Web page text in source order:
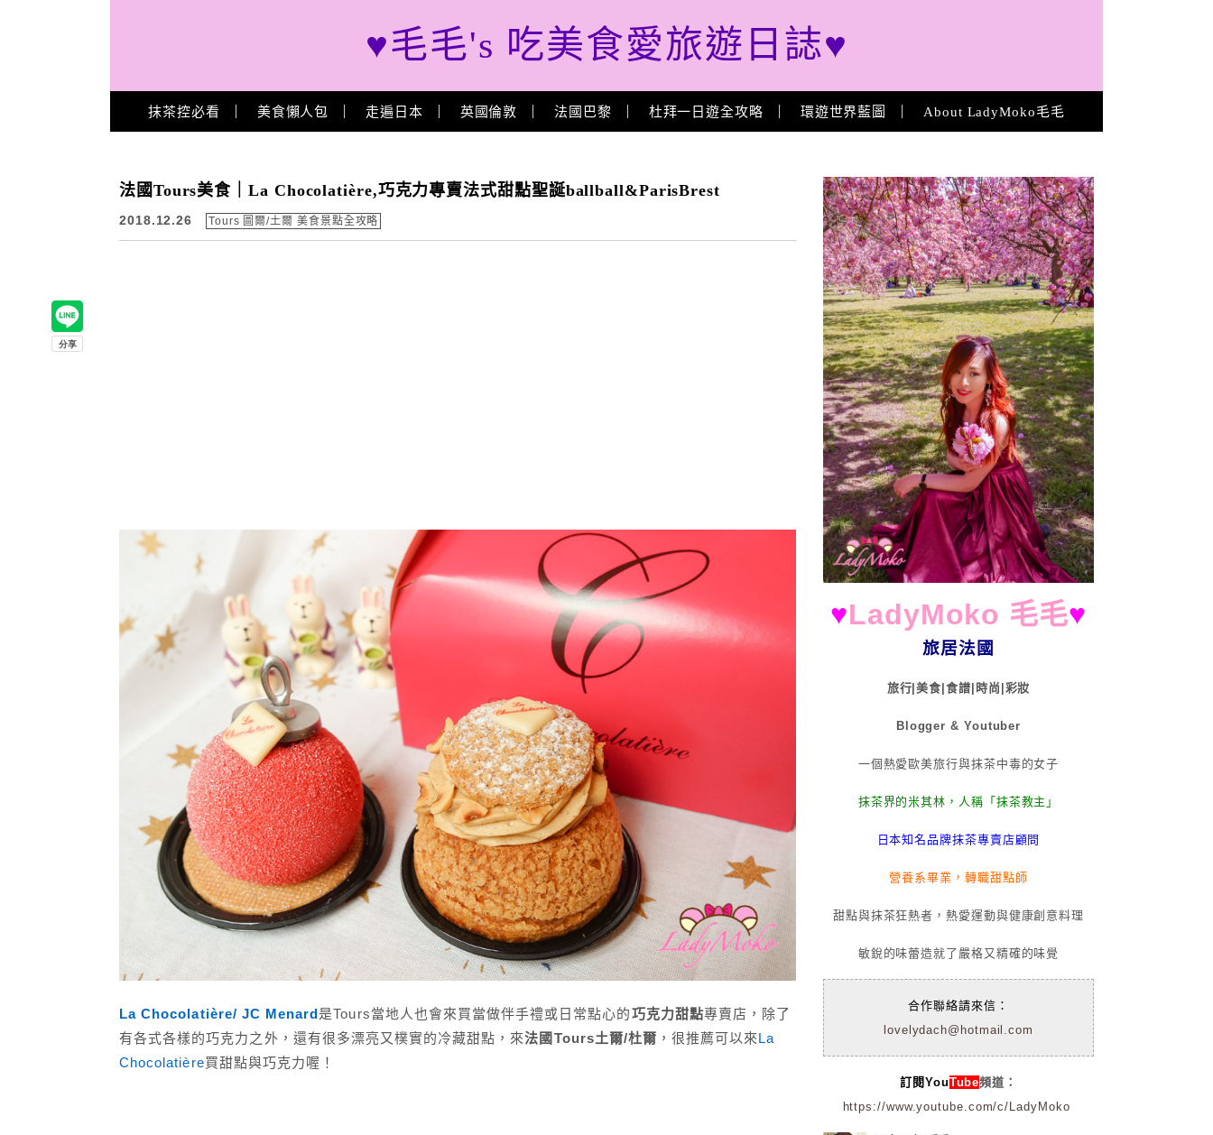
♥毛毛's 吃美食愛旅遊日誌♥
Main Menu
抹茶控必看 美食懶人包 走遍日本 英國倫敦 法國巴黎 杜拜一日遊全攻略 環遊世界藍圖 About LadyMoko毛毛
法國Tours美食｜La Chocolatière,巧克力專賣法式甜點聖誕ballball&ParisBrest
2018.12.26 Tours 圖爾/土爾 美食景點全攻略
La Chocolatière/ JC Menard是Tours當地人也會來買當做伴手禮或日常點心的巧克力甜點專賣店，除了
有各式各樣的巧克力之外，還有很多漂亮又樸實的冷藏甜點，來法國Tours土爾/杜爾 ，很推薦可以來La
Chocolatière買甜點與巧克力喔！
About
♥LadyMoko 毛毛♥
旅居法國
旅行|美食|食譜|時尚|彩妝
Blogger & Youtuber
一個熱愛歐美旅行與抹茶中毒的女子
抹茶界的米其林，人稱「抹茶教主」
日本知名品牌抹茶專賣店顧問
營養系畢業，轉職甜點師
甜點與抹茶狂熱者，熱愛運動與健康創意料理
敏銳的味蕾造就了嚴格又精確的味覺
合作聯絡請來信：
lovelydach@hotmail.com
訂閱YouTube頻道：
https://www.youtube.com/c/LadyMoko